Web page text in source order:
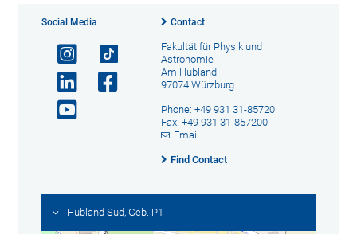
Social Media Contact
Fakultät für Physik und
Astronomie
Am Hubland
97074 Würzburg
Phone: +49 931 31-85720
Fax: +49 931 31-857200
Email
Find Contact
Hubland Süd, Geb. P1